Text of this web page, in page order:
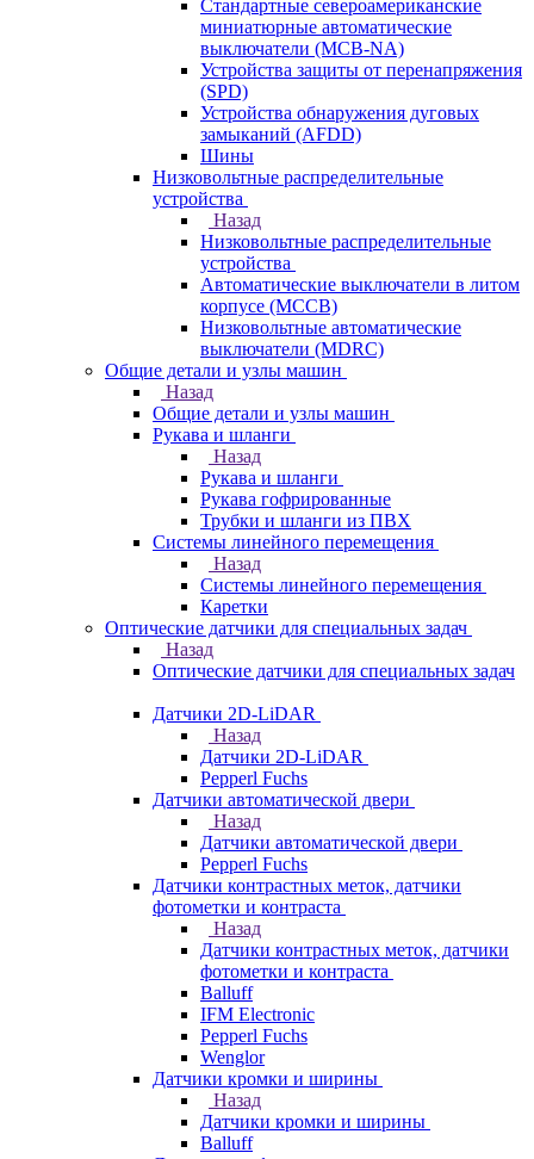
Стандартные североамериканские
миниатюрные автоматические
выключатели (MCB-NA)
Устройства защиты от перенапряжения
(SPD)
Устройства обнаружения дуговых
замыканий (AFDD)
Шины
Низковольтные распределительные
устройства
Назад
Низковольтные распределительные
устройства
Автоматические выключатели в литом
корпусе (MCCB)
Низковольтные автоматические
выключатели (MDRC)
Общие детали и узлы машин
Назад
Общие детали и узлы машин
Рукава и шланги
Назад
Рукава и шланги
Рукава гофрированные
Трубки и шланги из ПВХ
Системы линейного перемещения
Назад
Системы линейного перемещения
Каретки
Оптические датчики для специальных задач
Назад
Оптические датчики для специальных задач
Датчики 2D-LiDAR
Назад
Датчики 2D-LiDAR
Pepperl Fuchs
Датчики автоматической двери
Назад
Датчики автоматической двери
Pepperl Fuchs
Датчики контрастных меток, датчики
фотометки и контраста
Назад
Датчики контрастных меток, датчики
фотометки и контраста
Balluff
IFM Electronic
Pepperl Fuchs
Wenglor
Датчики кромки и ширины
Назад
Датчики кромки и ширины
Balluff